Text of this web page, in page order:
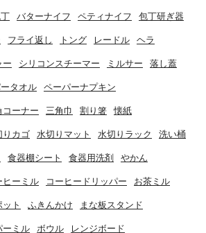
バターナイフ ペティナイフ 包丁研ぎ器
フライ返し トング レードル ヘラ
ー シリコンスチーマー ミルサー 落し蓋
タオル ペーパーナプキン
コーナー 三角巾 割り箸 懐紙
りカゴ 水切りマット 水切りラック 洗い桶
食器棚シート 食器用洗剤 やかん
ヒーミル コーヒードリッパー お茶ミル
ト ふきんかけ まな板スタンド
ーミル ボウル レンジボード